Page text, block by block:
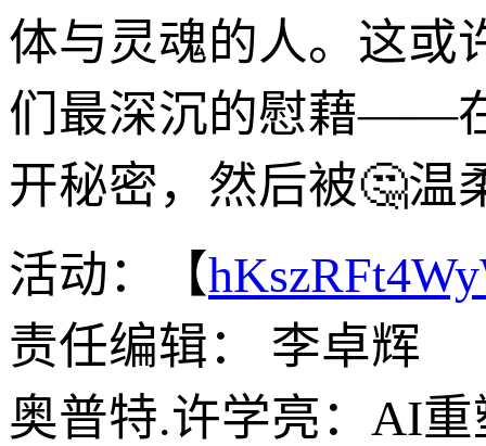
体与灵魂的人。这或
们最深沉的慰藉——
开秘密，然后被🤔温
活动：【
责任编辑： 李卓辉
奥普特.许学亮：AI